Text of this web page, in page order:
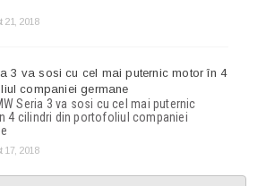
21, 2018
Seria 3 va sosi cu cel mai puternic
4 cilindri din portofoliul companiei
17, 2018